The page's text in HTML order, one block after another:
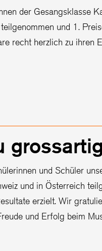
der Gesangsklasse
und 1.
recht herzlich zu ihren
und Schüler
und in Österreich
erzielt. Wir
und Erfolg beim